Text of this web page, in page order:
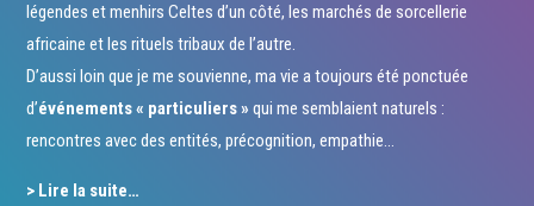
légendes et menhirs Celtes d’un côté, les marchés de sorcellerie
africaine et les rituels tribaux de l’autre.
D’aussi loin que je me souvienne, ma vie a toujours été ponctuée
d’événements « particuliers » qui me semblaient naturels :
rencontres avec des entités, précognition, empathie…
> Lire la suite…